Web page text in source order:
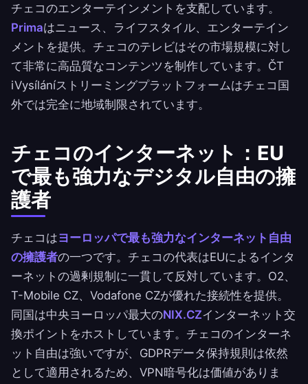
チェコのエンターテインメントを支配しています。
Primaはニュース、ライフスタイル、エンターテイン
メントを提供。チェコのテレビはその市場規模に対し
て非常に高品質なコンテンツを制作しています。ČT
iVysíláníストリーミングプラットフォームはチェコ国
外では完全に地域制限されています。
チェコのインターネット：EU
で最も強力なデジタル自由の擁
護者
チェコはヨーロッパで最も強力なインターネット自由
の擁護者の一つです。チェコの代表はEUによるインタ
ーネットの過剰規制に一貫して反対しています。O2、
T-Mobile CZ、Vodafone CZが優れた接続性を提供。
同国は中央ヨーロッパ最大のNIX.CZインターネット交
換ポイントをホストしています。チェコのインターネ
ット自由は強いですが、GDPRデータ保持規則は依然
として適用されるため、VPN暗号化は価値がありま